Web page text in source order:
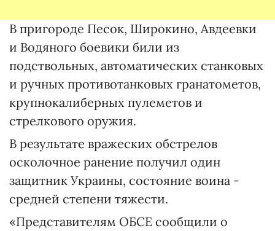
В пригороде Песок, Широкино, Авдеевки
и Водяного боевики били из
подствольных, автоматических станковых
и ручных противотанковых гранатометов,
крупнокалиберных пулеметов и
стрелкового оружия.
В результате вражеских обстрелов
осколочное ранение получил один
защитник Украины, состояние воина -
средней степени тяжести.
«Представителям ОБСЕ сообщили о